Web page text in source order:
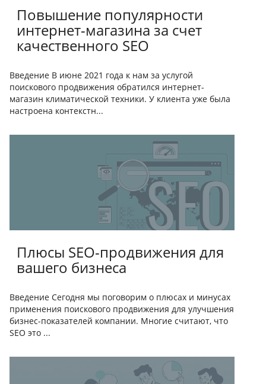
Повышение популярности
интернет-магазина за счет
качественного SEO
Введение В июне 2021 года к нам за услугой
поискового продвижения обратился интернет-
магазин климатической техники. У клиента уже была
настроена контекстн...
Плюсы SEO-продвижения для
вашего бизнеса
Введение Сегодня мы поговорим о плюсах и минусах
применения поискового продвижения для улучшения
бизнес-показателей компании. Многие считают, что
SEO это ...